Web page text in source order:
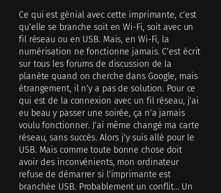
Ce qui est génial avec cette imprimante, c’est
qu’elle se branche soit en Wi-Fi, soit avec un
fil réseau ou en USB. Mais, en Wi-Fi, la
numérisation ne fonctionne jamais. C’est écrit
sur tous les forums de discussion de la
planète quand on cherche dans Google, mais
étrangement, il n’y a pas de solution. Pour ce
qui est de la connexion avec un fil réseau, j’ai
eu beau y passer une soirée, ça n’a jamais
voulu fonctionner. J’ai même changé ma carte
réseau, sans succès. Alors j’y suis allé pour le
USB. Mais comme toute bonne chose doit
avoir des inconvénients, mon ordinateur
refuse de démarrer si l’imprimante est
branchée USB. Probablement un conflit… Un